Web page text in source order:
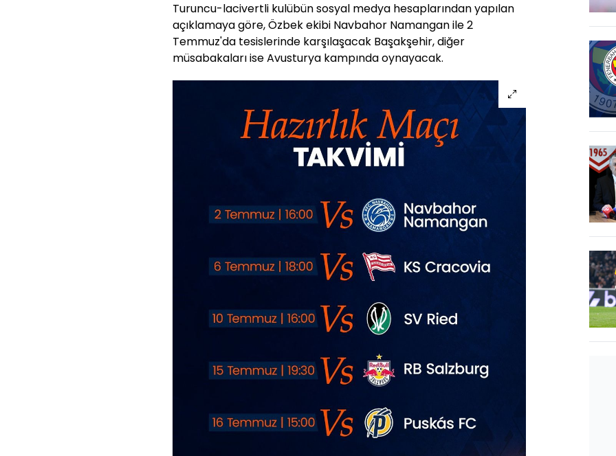
Turuncu-lacivertli kulübün sosyal medya hesaplarından yapılan
açıklamaya göre, Özbek ekibi Navbahor Namangan ile 2
Temmuz'da tesislerinde karşılaşacak Başakşehir, diğer
müsabakaları ise Avusturya kampında oynayacak.